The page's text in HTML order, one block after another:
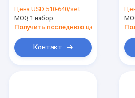
Chromebook
множественный
Цена:USD 510-640/set
MOQ:1 набор
Получить последнюю цену
Контакт